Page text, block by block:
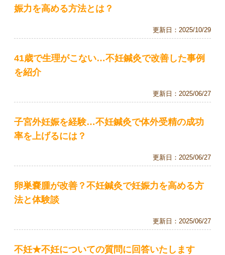
娠力を高める方法とは？
更新日： 2025/10/29
41歳で生理がこない…不妊鍼灸で改善した事例
を紹介
更新日： 2025/06/27
子宮外妊娠を経験…不妊鍼灸で体外受精の成功
率を上げるには？
更新日： 2025/06/27
卵巣嚢腫が改善？不妊鍼灸で妊娠力を高める方
法と体験談
更新日： 2025/06/27
不妊★不妊についての質問に回答いたします